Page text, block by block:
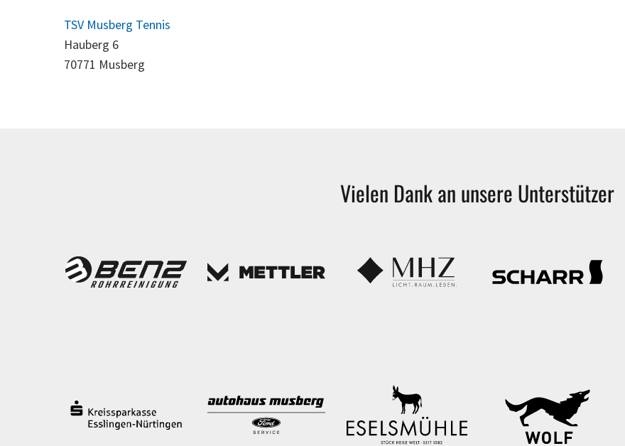
TSV Musberg Tennis
Hauberg 6
70771 Musberg
Vielen Dankan unsere Unterstützer